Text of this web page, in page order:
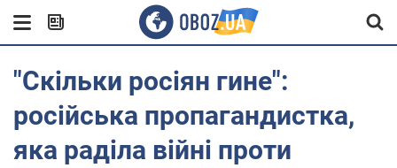
"Скільки росіян гине":
російська пропагандистка,
яка раділа війні проти